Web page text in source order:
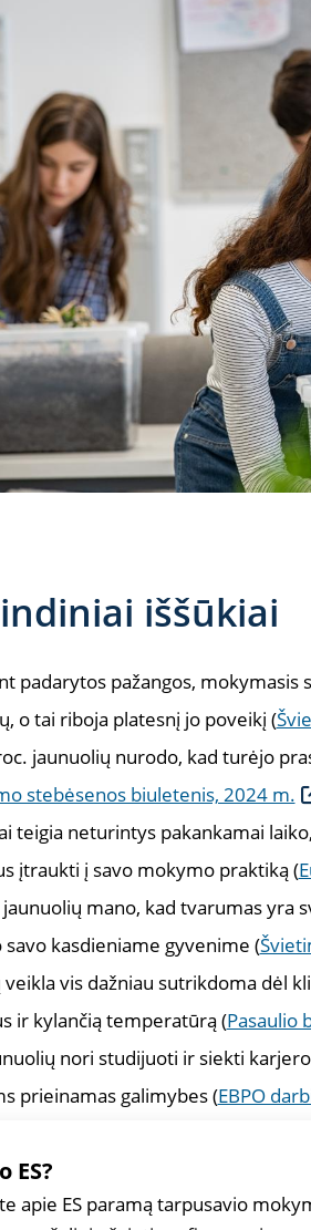
iššūkiai
padarytos pažangos,
o tai riboja platesnį jo poveikį (
jaunuolių nurodo, kad turėjo
stebėsenos biuletenis, 2024 m.
teigia neturintys pakankamai
įtraukti į savo mokymo praktiką (
mano, kad tvarumas yra
kasdieniame gyvenime (
veikla vis dažniau sutrikdoma dėl
ir kylančią temperatūrą (Pasaulio
nori studijuoti ir siekti
prieinamas galimybes (EBPO
ES?
apie ES paramą tarpusavio